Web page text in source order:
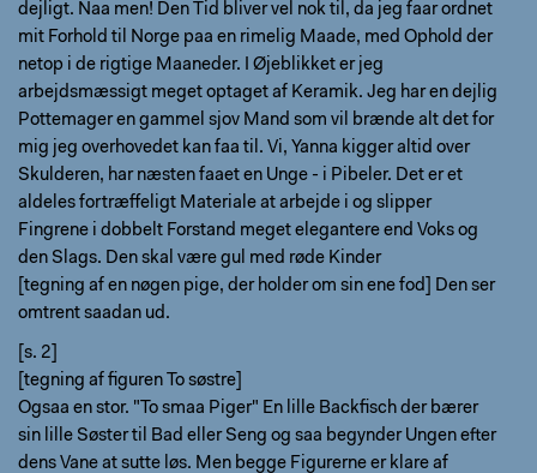
dejligt. Naa men! Den Tid bliver vel nok til, da jeg faar ordnet
mit Forhold til Norge paa en rimelig Maade, med Ophold der
netop i de rigtige Maaneder. I Øjeblikket er jeg
arbejdsmæssigt meget optaget af Keramik. Jeg har en dejlig
Pottemager en gammel sjov Mand som vil brænde alt det for
mig jeg overhovedet kan faa til. Vi, Yanna kigger altid over
Skulderen, har næsten faaet en Unge - i Pibeler. Det er et
aldeles fortræffeligt Materiale at arbejde i og slipper
Fingrene i dobbelt Forstand meget elegantere end Voks og
den Slags. Den skal være gul med røde Kinder
[tegning af en nøgen pige, der holder om sin ene fod] Den ser
omtrent saadan ud.
[s. 2]
[tegning af figuren To søstre]
Ogsaa en stor. "To smaa Piger" En lille Backfisch der bærer
sin lille Søster til Bad eller Seng og saa begynder Ungen efter
dens Vane at sutte løs. Men begge Figurerne er klare af